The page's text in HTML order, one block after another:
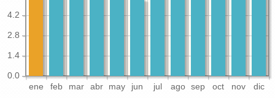
ene feb mar abr may jun jul ago sep oct nov dic
0.0
1.4
2.8
4.2